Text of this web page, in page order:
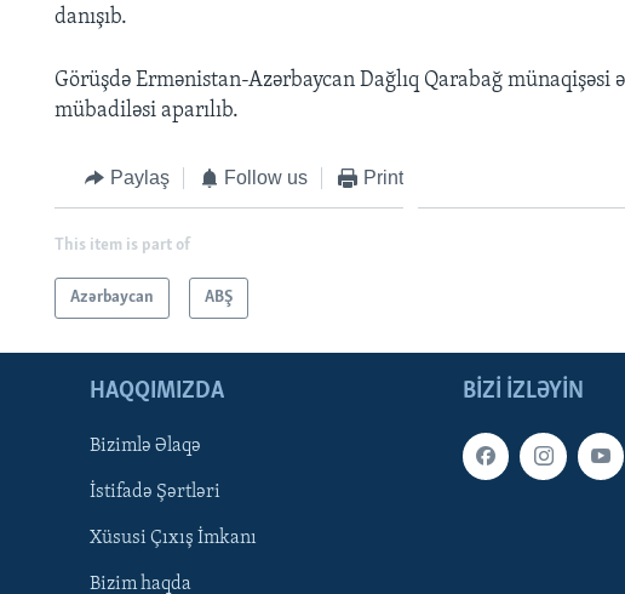
danışıb.
Görüşdə Ermənistan-Azərbaycan Dağlıq Qarabağ münaqişəsi
mübadiləsi aparılıb.
Paylaş Follow us Print
This item is part of
Azərbaycan ABŞ
BIZI IZLƏYIN
HAQQIMIZDA
Bizimlə Əlaqə
İstifadə Şərtləri
Xüsusi Çıxış İmkanı
Bizim haqda